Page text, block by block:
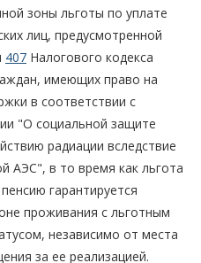
зоны льготы по уплате
лиц, предусмотренной
407 Налогового кодекса
имеющих право на
в соответствии с
"О социальной защите
радиации вследствие
АЭС", в то время как льгота
гарантируется
проживания с льготным
независимо от места
за ее реализацией.